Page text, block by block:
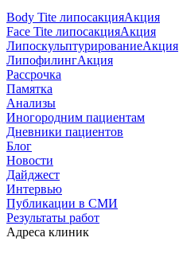
Body Tite липосакцияАкция
Face Tite липосакцияАкция
ЛипоскульптурированиеАкция
ЛипофилингАкция
Рассрочка
Памятка
Анализы
Иногородним пациентам
Дневники пациентов
Блог
Новости
Дайджест
Интервью
Публикации в СМИ
Результаты работ
Адреса клиник